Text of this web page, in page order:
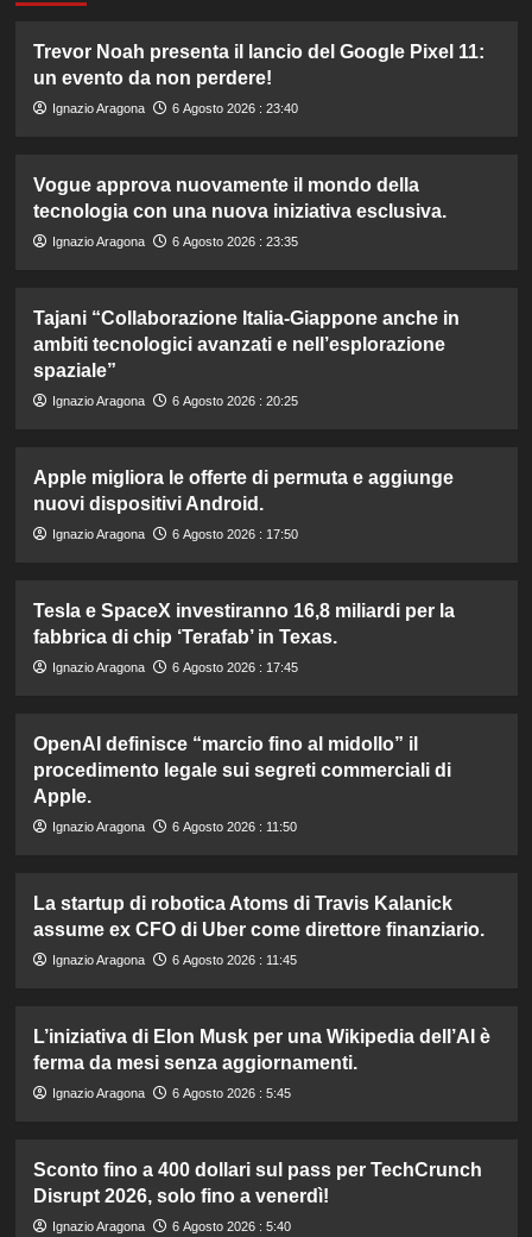
Trevor Noah presenta il lancio del Google Pixel 11:
un evento da non perdere!
Ignazio Aragona 6 Agosto 2026 : 23:40
Vogue approva nuovamente il mondo della
tecnologia con una nuova iniziativa esclusiva.
Ignazio Aragona 6 Agosto 2026 : 23:35
Tajani “Collaborazione Italia-Giappone anche in
ambiti tecnologici avanzati e nell’esplorazione
spaziale”
Ignazio Aragona 6 Agosto 2026 : 20:25
Apple migliora le offerte di permuta e aggiunge
nuovi dispositivi Android.
Ignazio Aragona 6 Agosto 2026 : 17:50
Tesla e SpaceX investiranno 16,8 miliardi per la
fabbrica di chip ‘Terafab’ in Texas.
Ignazio Aragona 6 Agosto 2026 : 17:45
OpenAI definisce “marcio fino al midollo” il
procedimento legale sui segreti commerciali di
Apple.
Ignazio Aragona 6 Agosto 2026 : 11:50
La startup di robotica Atoms di Travis Kalanick
assume ex CFO di Uber come direttore finanziario.
Ignazio Aragona 6 Agosto 2026 : 11:45
L’iniziativa di Elon Musk per una Wikipedia dell’AI è
ferma da mesi senza aggiornamenti.
Ignazio Aragona 6 Agosto 2026 : 5:45
Sconto fino a 400 dollari sul pass per TechCrunch
Disrupt 2026, solo fino a venerdì!
Ignazio Aragona 6 Agosto 2026 : 5:40